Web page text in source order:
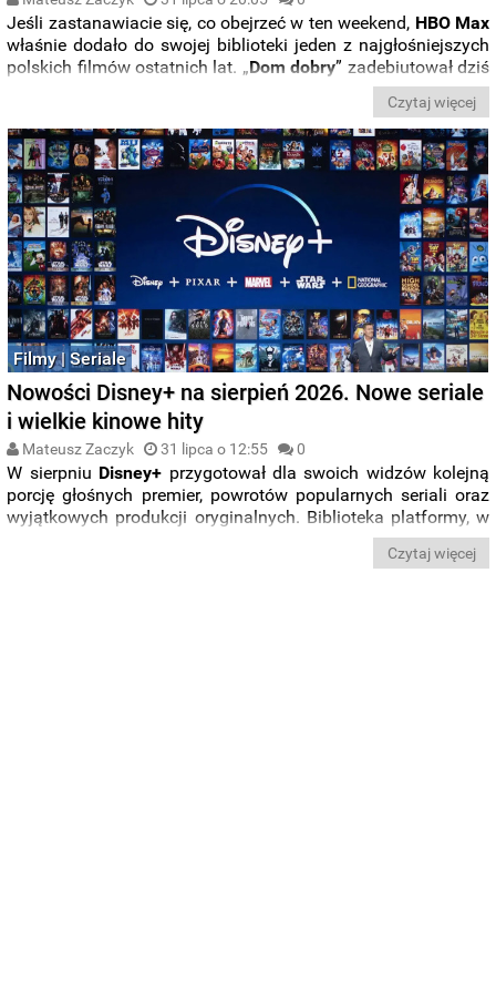
Jeśli zastanawiacie się, co obejrzeć w ten weekend, HBO Max
właśnie dodało do swojej biblioteki jeden z najgłośniejszych
polskich filmów ostatnich lat. „Dom dobry” zadebiutował dziś
na platformie i wszystko wskazuje na to, że będzie
największym streamingowym hitem najbliższych dni.Czytaj więcej
Filmy | Seriale
Nowości Disney+ na sierpień 2026. Nowe seriale
i wielkie kinowe hity
Mateusz Zaczyk 31 lipca o 12:55 0
W sierpniu Disney+ przygotował dla swoich widzów kolejną
porcję głośnych premier, powrotów popularnych seriali oraz
wyjątkowych produkcji oryginalnych. Biblioteka platformy, w
Pixara,Marvela,
Hulu,FXoraz
Czytaj więcej